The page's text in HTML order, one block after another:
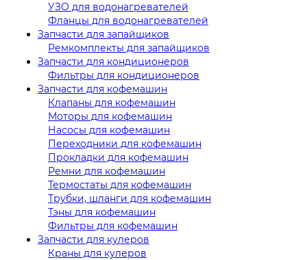
УЗО для водонагревателей
Фланцы для водонагревателей
Запчасти для запайщиков
Ремкомплекты для запайщиков
Запчасти для кондиционеров
Фильтры для кондиционеров
Запчасти для кофемашин
Клапаны для кофемашин
Моторы для кофемашин
Насосы для кофемашин
Переходники для кофемашин
Прокладки для кофемашин
Ремни для кофемашин
Термостаты для кофемашин
Трубки, шланги для кофемашин
Тэны для кофемашин
Фильтры для кофемашин
Запчасти для кулеров
Краны для кулеров